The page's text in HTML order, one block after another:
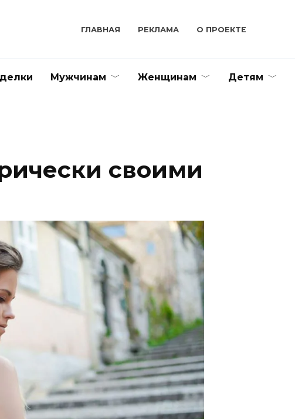
ГЛАВНАЯ РЕКЛАМА О ПРОЕКТЕ
Мужчинам Женщинам Детям
своими